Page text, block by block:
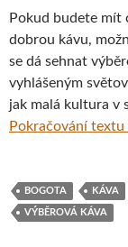
Pokud budete mít
dobrou kávu,
se dá sehnat
vyhlášeným
jak malá kultura v
Pokračování textu
BOGOTA KÁVA
VÝBĚROVÁ KÁVA